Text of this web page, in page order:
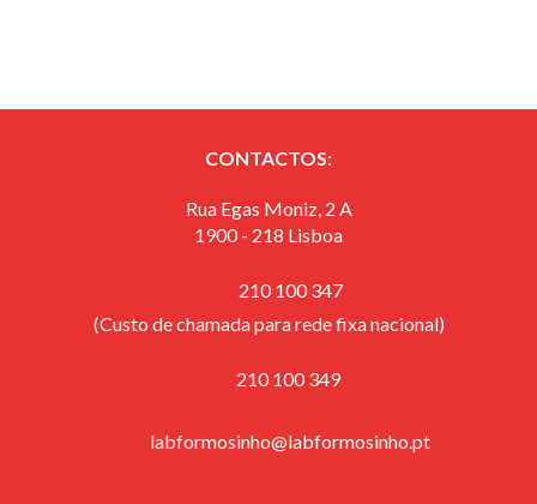
CONTACTOS:
Rua Egas Moniz, 2 A
1900 - 218 Lisboa
210 100 347
(Custo de chamada para rede fixa nacional)
​ 210 100 349
labformosinho@labformosinho.pt